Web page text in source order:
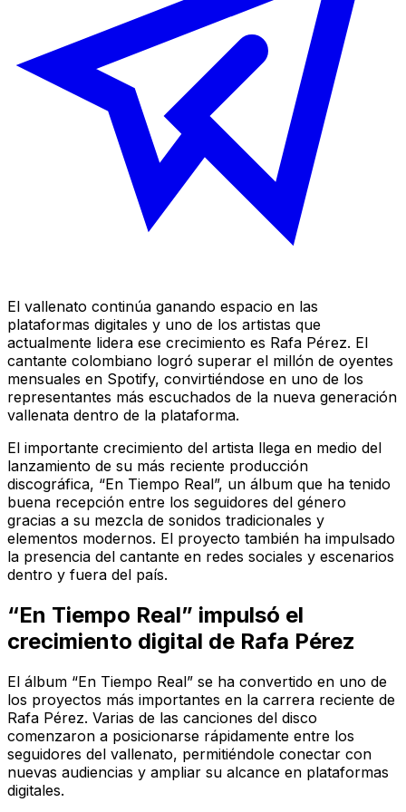
El vallenato continúa ganando espacio en las
plataformas digitales y uno de los artistas que
actualmente lidera ese crecimiento es Rafa Pérez. El
cantante colombiano logró superar el millón de oyentes
mensuales en Spotify, convirtiéndose en uno de los
representantes más escuchados de la nueva generación
vallenata dentro de la plataforma.
El importante crecimiento del artista llega en medio del
lanzamiento de su más reciente producción
discográfica, “En Tiempo Real”, un álbum que ha tenido
buena recepción entre los seguidores del género
gracias a su mezcla de sonidos tradicionales y
elementos modernos. El proyecto también ha impulsado
la presencia del cantante en redes sociales y escenarios
dentro y fuera del país.
“En Tiempo Real” impulsó el
crecimiento digital de Rafa Pérez
El álbum “En Tiempo Real” se ha convertido en uno de
los proyectos más importantes en la carrera reciente de
Rafa Pérez. Varias de las canciones del disco
comenzaron a posicionarse rápidamente entre los
seguidores del vallenato, permitiéndole conectar con
nuevas audiencias y ampliar su alcance en plataformas
digitales.